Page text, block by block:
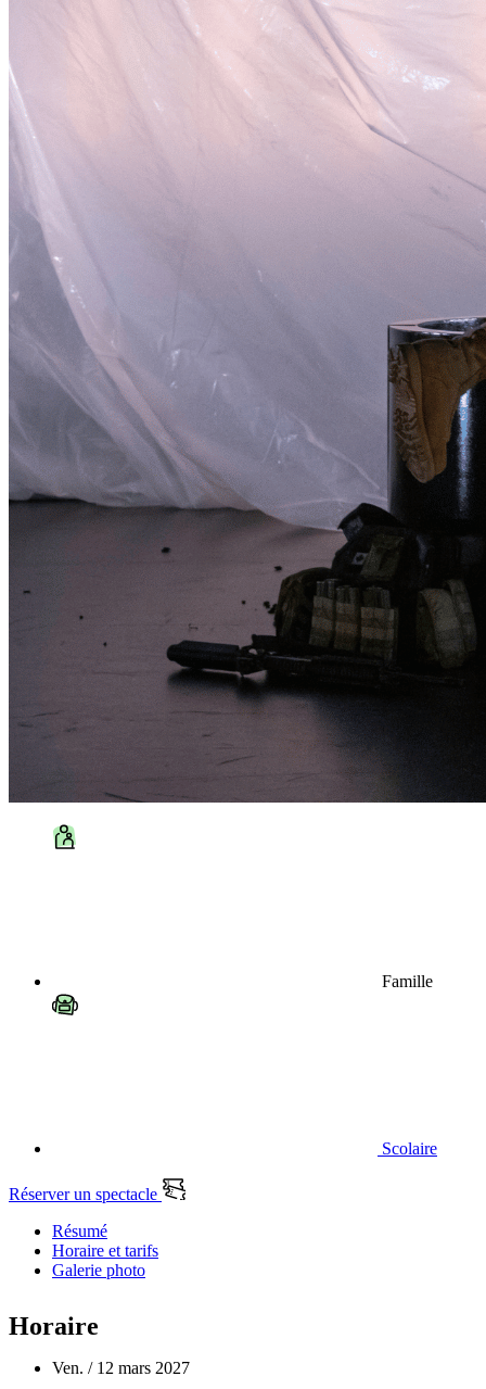
Famille
Scolaire
Réserver un spectacle
Résumé
Horaire et tarifs
Galerie photo
Horaire
Ven. / 12 mars 2027